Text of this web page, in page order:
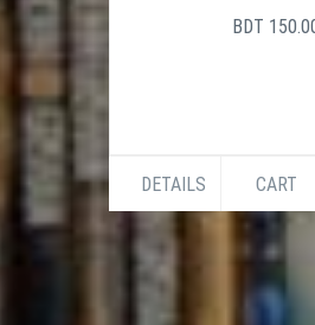
BDT
DETAILS CART